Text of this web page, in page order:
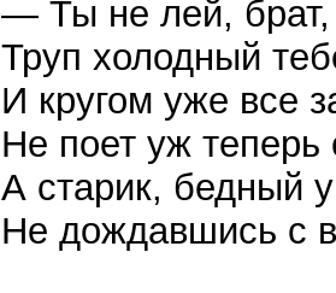
— Ты не лей, брат,
Труп холодный
И кругом уже все
Не поет уж теперь
А старик, бедный
Не дождавшись с